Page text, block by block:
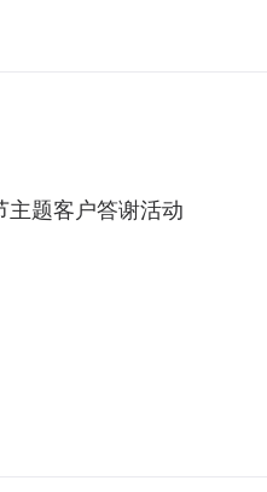
主题客户答谢活动